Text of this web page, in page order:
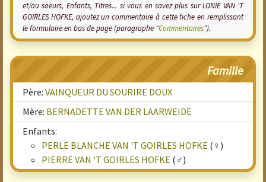
et/ou soeurs, Enfants, Titres... si vous en savez plus sur LONIE VAN 'T
GOIRLES HOFKE, ajoutez un commentaire à cette fiche en remplissant
le formulaire en bas de page (paragraphe "Commentaires").
Famille
Père: VAINQUEUR DU SOURIRE DOUX
Mère: BERNADETTE VAN DER LAARWEIDE
Enfants:
PERLE BLANCHE VAN 'T GOIRLES HOFKE (♀)
PIERRE VAN 'T GOIRLES HOFKE (♂)